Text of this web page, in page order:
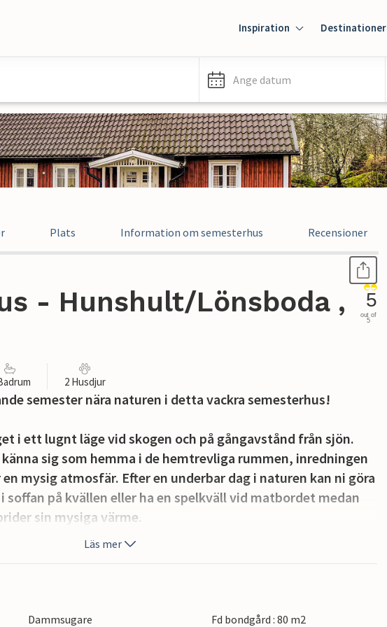
Inspiration Destinationer
Ange datum
Plats Information om semesterhus Recensioner
- Hunshult/Lönsboda ,
5
out of
5
2 Husdjur
semester nära naturen i detta vackra semesterhus!
i ett lugnt läge vid skogen och på gångavstånd från sjön.
sig som hemma i de hemtrevliga rummen, inredningen
mysig atmosfär. Efter en underbar dag i naturen kan ni göra
på kvällen eller ha en spelkväll vid matbordet medan
sin mysiga värme.
boule, senare tillagas en läcker måltid på grillen och njut
Läs mer
Dammsugare
Fd bondgård : 80 m2